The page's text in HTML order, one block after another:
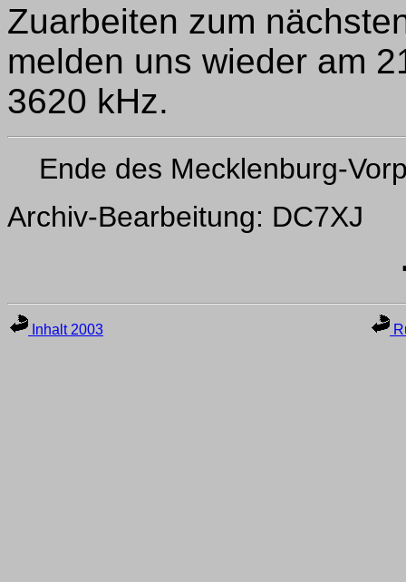
Zuarbeiten zum
melden uns wieder am
3620 kHz.
Ende des Mecklenburg-
Archiv-Bearbeitung: DC7XJ
Inhalt 2003